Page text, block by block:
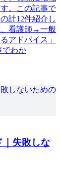
。この記事で
計12件紹介し
看護師→一般
アドバイス」
でわか
｜失敗しな